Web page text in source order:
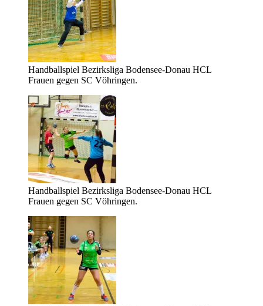
Handballspiel Bezirksliga Bodensee-Donau HCL
Frauen gegen SC Vöhringen.
Handballspiel Bezirksliga Bodensee-Donau HCL
Frauen gegen SC Vöhringen.